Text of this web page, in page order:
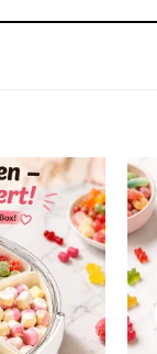
Add to
wishlist